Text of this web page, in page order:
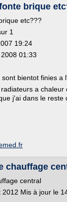
brique
etc???
1
19:24
01:33
bientot finies a
a
j'ai dans le reste
chauffage
central
2012 Mis à jour le